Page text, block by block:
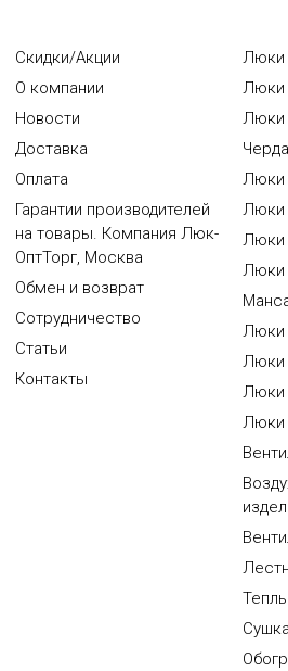
Скидки/Акции
О компании
Новости
Доставка
Оплата
Гарантии производителей
на товары. Компания Люк-
ОптТорг, Москва
Обмен и возврат
Сотрудничество
Статьи
Контакты
Люки
Люки
Люки
Люки
Люки
Люки
Люки
Люки
Люки
Люки
Люки